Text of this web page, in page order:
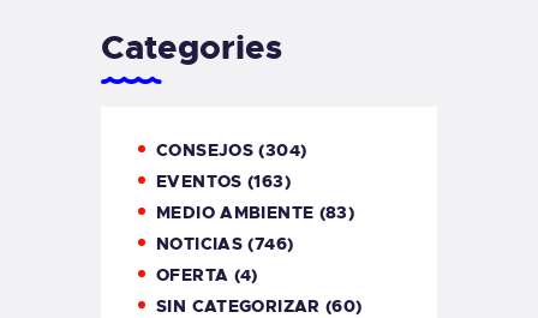
Categories
CONSEJOS (304)
EVENTOS (163)
MEDIO AMBIENTE (83)
NOTICIAS (746)
OFERTA (4)
SIN CATEGORIZAR (60)